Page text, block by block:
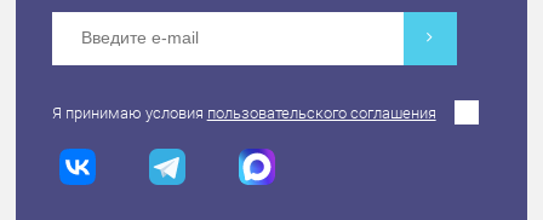
Я принимаю условия пользовательского соглашения